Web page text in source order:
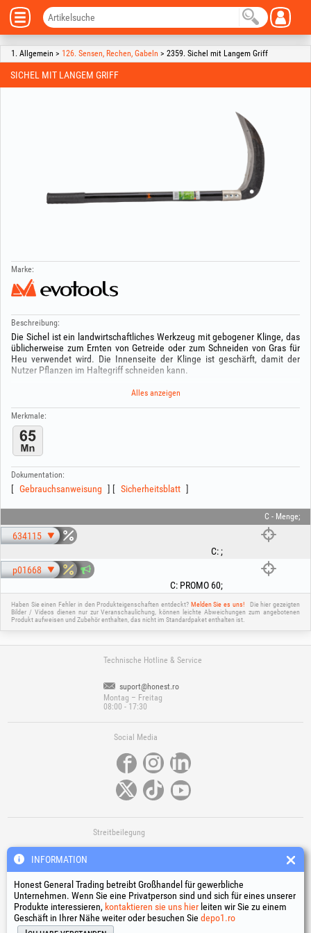
1. Allgemein > 126. Sensen, Rechen, Gabeln > 2359. Sichel mit Langem Griff
SICHEL MIT LANGEM GRIFF
Marke:
Beschreibung:
Die Sichel ist ein landwirtschaftliches Werkzeug mit gebogener Klinge, das
üblicherweise zum Ernten von Getreide oder zum Schneiden von Gras für
Heu verwendet wird. Die Innenseite der Klinge ist geschärft, damit der
Nutzer Pflanzen im Haltegriff schneiden kann.
Sie verfügt über einen langen Griff für eine komfortablere Handhabung.
Sie besitzt einen Stahlschaft mit rutschhemmendem Kunststoffgriff, und
die Klinge besteht aus rostfreiem Stahl, was sie deutlich langlebiger macht.
Alles anzeigen
Merkmale:
Dokumentation:
Gebrauchsanweisung Sicherheitsblatt
C - Menge;
634115
C:;
p01668
C: PROMO 60;
Haben Sie einen Fehler in den Produkteigenschaften entdeckt? Melden Sie es uns!
Die hier gezeigten
Bilder / Videos dienen nur zur Veranschaulichung, können leichte Abweichungen zum angebotenen
Produkt aufweisen und Zubehör enthalten, das nicht im Standardpaket enthalten ist.
Technische Hotline & Service
suport@honest.ro
Montag – Freitag
08:00 - 17:30
Social Media
Streitbeilegung
Nützliche Links
INFORMATION
Honest General Trading betreibt Großhandel für gewerbliche
Unternehmen. Wenn Sie eine Privatperson sind und sich für eines unserer
Produkte interessieren, kontaktieren sie uns hier leiten wir Sie zu einem
Geschäft in Ihrer Nähe weiter oder besuchen Sie depo1.ro